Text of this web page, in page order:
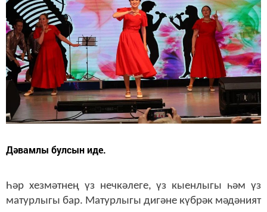
Дәвамлы булсын иде.
Һәр хезмәтнең үз нечкәлеге, үз кыенлыгы һәм үз
матурлыгы бар. Матурлыгы дигәне күбрәк мәдәният